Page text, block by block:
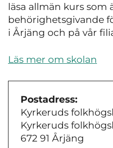
läsa allmän kurs som
behörighetsgivande
i Årjäng och på vår
Läs mer om skolan
Postadress:
Kyrkeruds
Kyrkeruds
672 91 Årjäng